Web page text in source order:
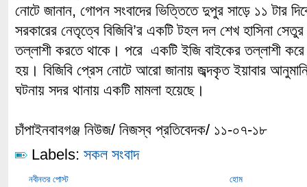
নোটে জানান, গোপন সংবাদের ভিত্তিতে দুপুর সাড়ে ১১ টার
সরকারের নেতৃত্বে বিজিবি’র একটি টহল দল শেখ হাসিনা
তল্লাশী করতে থাকে। পরে একটি ইজি বাইকের তল্লাশী
হয়। বিজিবি প্রেস নোটে আরো জানায় জব্দকৃত ইয়াবার
ঘটনায় সদর থানায় একটি মামলা হয়েছে।
চাঁপাইনবাবগঞ্জ নিউজ/ নিজস্ব প্রতিবেদক/ ১১-০৭-১৮
Labels: সকল সংবাদ
নবীনতর পোস্ট হোম